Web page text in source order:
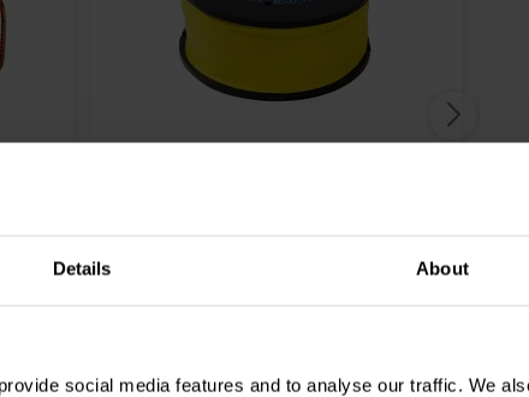
Details About
social media features and to analyse our traffic. We